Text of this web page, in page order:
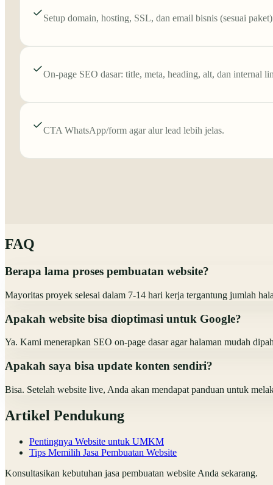
Setup domain, hosting, SSL, dan email bisnis (sesuai
On-page SEO dasar: title, meta, heading, alt, dan internal
CTA WhatsApp/form agar alur lead lebih jelas.
FAQ
Berapa lama proses pembuatan website?
Mayoritas proyek selesai dalam 7-14 hari kerja tergantung jumlah
Apakah website bisa dioptimasi untuk Google?
Ya. Kami menerapkan SEO on-page dasar agar halaman mudah
Apakah saya bisa update konten sendiri?
Bisa. Setelah website live, Anda akan mendapat panduan untuk
Artikel Pendukung
Pentingnya Website untuk UMKM
Tips Memilih Jasa Pembuatan Website
Konsultasikan kebutuhan jasa pembuatan website Anda sekarang.